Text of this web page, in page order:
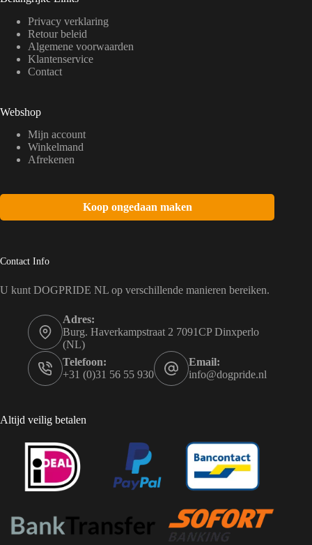
Privacy verklaring
Retour beleid
Algemene voorwaarden
Klantenservice
Contact
Webshop
Mijn account
Winkelmand
Afrekenen
Koop ongedaan maken
Contact Info
U kunt DOGPRIDE NL op verschillende manieren bereiken.
Adres:
Burg. Haverkampstraat 2 7091CP Dinxperlo
(NL)
Telefoon:
+31 (0)31 56 55 930
Email:
info@dogpride.nl
Altijd veilig betalen